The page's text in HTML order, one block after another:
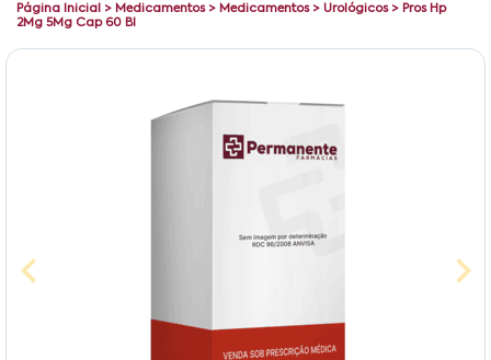
Página Inicial > Medicamentos> Medicamentos> Urológicos> Pros Hp
2Mg 5Mg Cap 60 Bl